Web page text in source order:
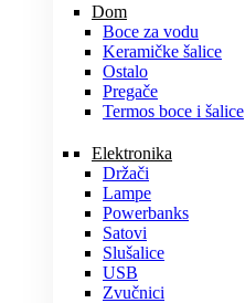
Dom
Boce za vodu
Keramičke šalice
Ostalo
Pregače
Termos boce i šalice
Elektronika
Držači
Lampe
Powerbanks
Satovi
Slušalice
USB
Zvučnici